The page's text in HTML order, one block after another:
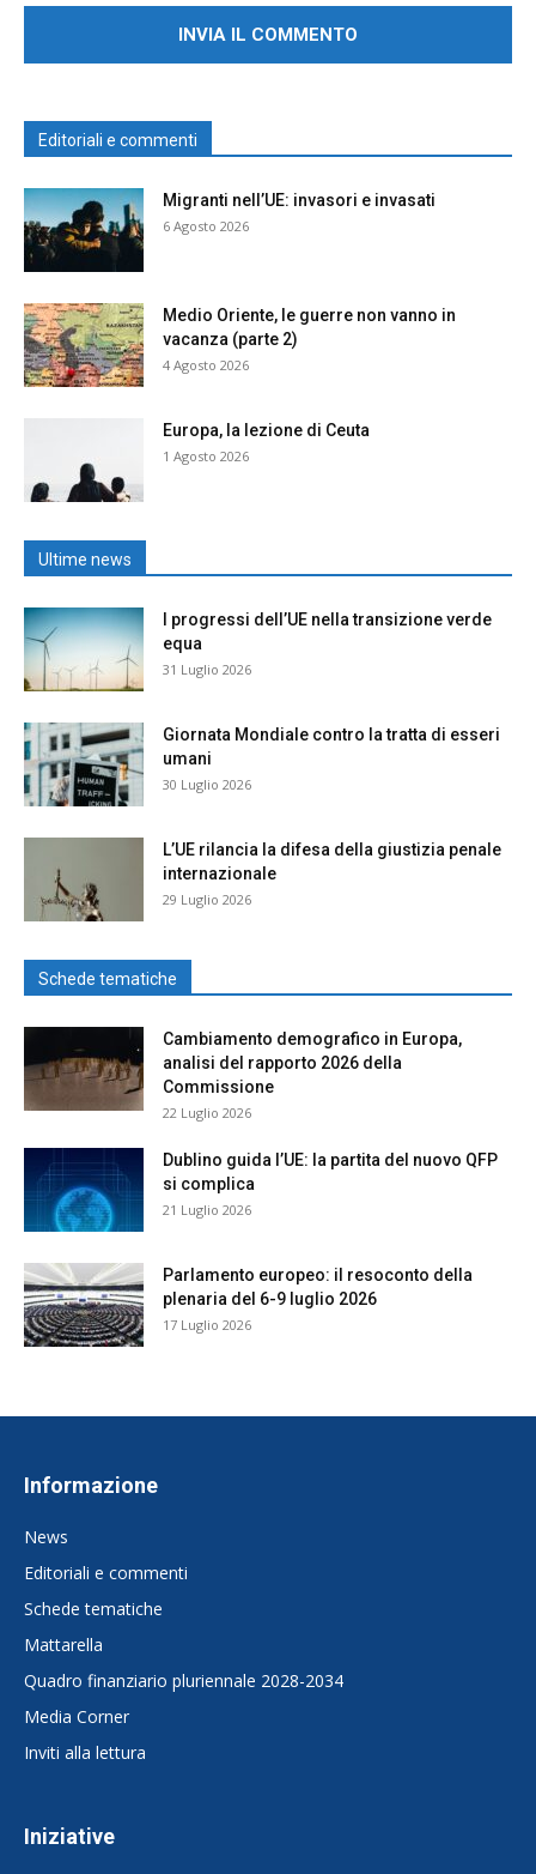
Editoriali e commenti
Migranti nell’UE: invasori e invasati
6 Agosto 2026
Medio Oriente, le guerre non vanno in
vacanza (parte 2)
4 Agosto 2026
Europa, la lezione di Ceuta
1 Agosto 2026
Ultime news
I progressi dell’UE nella transizione verde
equa
31 Luglio 2026
Giornata Mondiale contro la tratta di esseri
umani
30 Luglio 2026
L’UE rilancia la difesa della giustizia penale
internazionale
29 Luglio 2026
Schede tematiche
Cambiamento demografico in Europa,
analisi del rapporto 2026 della
Commissione
22 Luglio 2026
Dublino guida l’UE: la partita del nuovo QFP
si complica
21 Luglio 2026
Parlamento europeo: il resoconto della
plenaria del 6-9 luglio 2026
17 Luglio 2026
Informazione
News
Editoriali e commenti
Schede tematiche
Mattarella
Quadro finanziario pluriennale 2028-2034
Media Corner
Inviti alla lettura
Iniziative